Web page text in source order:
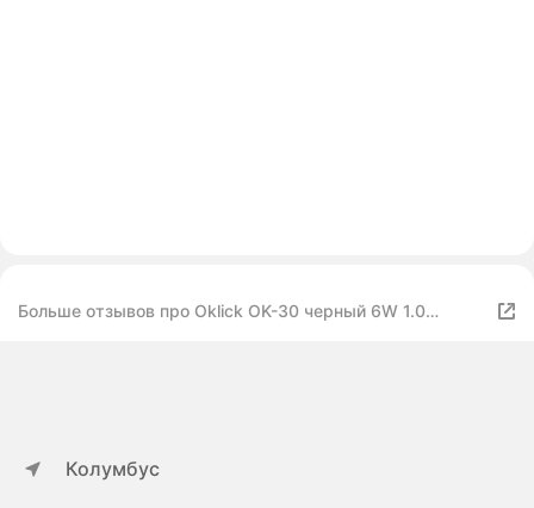
Больше отзывов про Oklick OK-30 черный 6W 1.0
Колумбус